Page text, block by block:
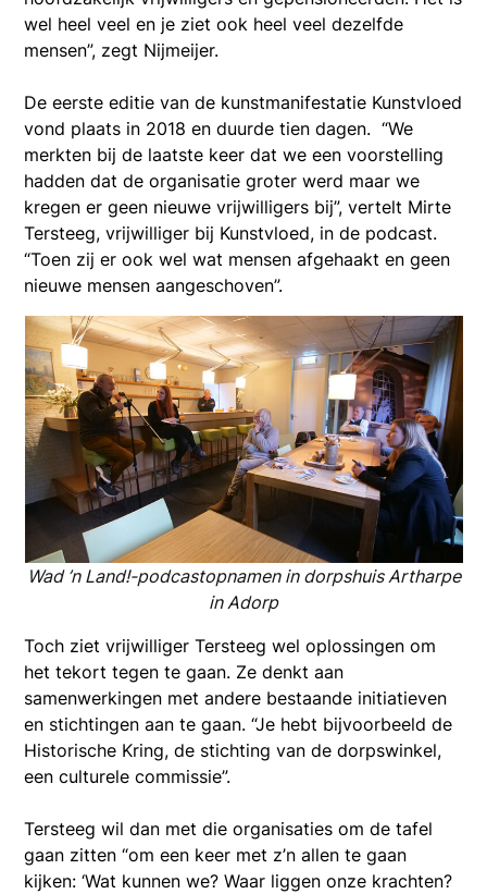
wel heel veel en je ziet ook heel veel dezelfde
mensen”, zegt Nijmeijer.
De eerste editie van de kunstmanifestatie Kunstvloed
vond plaats in 2018 en duurde tien dagen. “We
merkten bij de laatste keer dat we een voorstelling
hadden dat de organisatie groter werd maar we
kregen er geen nieuwe vrijwilligers bij”, vertelt Mirte
Tersteeg, vrijwilliger bij Kunstvloed, in de podcast.
“Toen zij er ook wel wat mensen afgehaakt en geen
nieuwe mensen aangeschoven”.
Wad ’n Land!-podcastopnamen in dorpshuis Artharpe
in Adorp
Toch ziet vrijwilliger Tersteeg wel oplossingen om
het tekort tegen te gaan. Ze denkt aan
samenwerkingen met andere bestaande initiatieven
en stichtingen aan te gaan. “Je hebt bijvoorbeeld de
Historische Kring, de stichting van de dorpswinkel,
een culturele commissie”.
Tersteeg wil dan met die organisaties om de tafel
gaan zitten “om een keer met z’n allen te gaan
kijken: ‘Wat kunnen we? Waar liggen onze krachten?